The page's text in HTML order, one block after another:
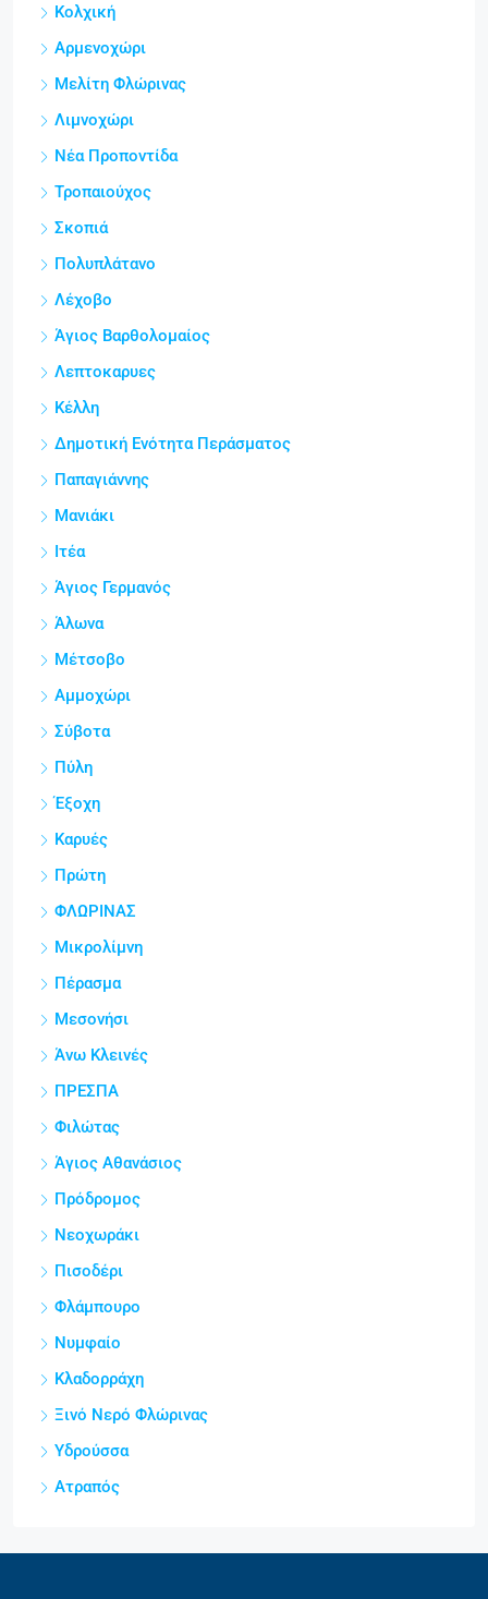
Κολχική
Αρμενοχώρι
Μελίτη Φλώρινας
Λιμνοχώρι
Νέα Προποντίδα
Τροπαιούχος
Σκοπιά
Πολυπλάτανο
Λέχοβο
Άγιος Βαρθολομαίος
Λεπτοκαρυες
Κέλλη
Δημοτική Ενότητα Περάσματος
Παπαγιάννης
Μανιάκι
Ιτέα
Άγιος Γερμανός
Άλωνα
Μέτσοβο
Αμμοχώρι
Σύβοτα
Πύλη
Έξοχη
Καρυές
Πρώτη
ΦΛΩΡΙΝΑΣ
Μικρολίμνη
Πέρασμα
Μεσονήσι
Άνω Κλεινές
ΠΡΕΣΠΑ
Φιλώτας
Άγιος Αθανάσιος
Πρόδρομος
Νεοχωράκι
Πισοδέρι
Φλάμπουρο
Νυμφαίο
Κλαδορράχη
Ξινό Νερό Φλώρινας
Υδρούσσα
Ατραπός